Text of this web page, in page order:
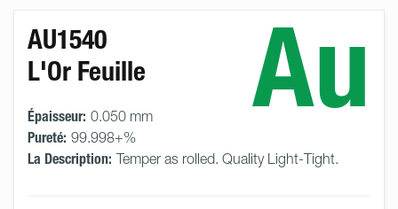
Au
AU1540
L'Or Feuille
Épaisseur: 0.050 mm
Pureté: 99.998+%
La Description: Temper as rolled. Quality Light-Tight.